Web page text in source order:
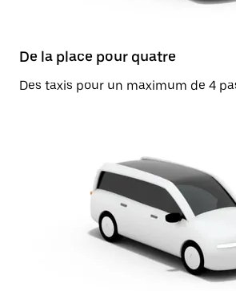
De la place pour quatre
Des taxis pour un maximum de 4